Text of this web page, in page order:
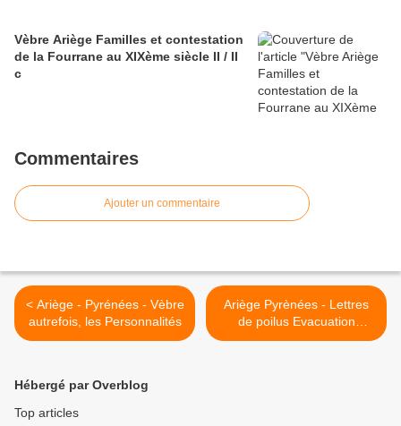
Vèbre Ariège Familles et contestation
de la Fourrane au XIXème siècle II / II
c
Commentaires
Ajouter un commentaire
< Ariège - Pyrénées - Vèbre
autrefois, les Personnalités
Ariège Pyrènées - Lettres
de poilus Evacuation
sanitaire >
Hébergé par Overblog
Top articles